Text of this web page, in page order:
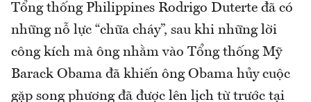
Tổng thống Philippines Rodrigo Duterte đã có
những nỗ lực “chữa cháy”, sau khi những lời
công kích mà ông nhằm vào Tổng thống Mỹ
Barack Obama đã khiến ông Obama hủy cuộc
gặp song phương đã được lên lịch từ trước tại